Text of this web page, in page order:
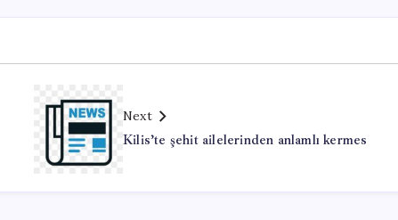
Next
Kilis’te şehit ailelerinden anlamlı kermes